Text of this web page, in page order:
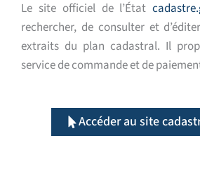
Le site officiel de l’État
rechercher, de consulter et
extraits du plan cadastral. Il
service de commande et de
Accéder au site